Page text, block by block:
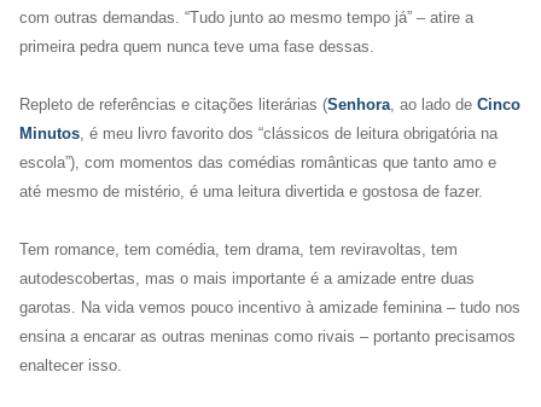
com outras demandas. “Tudo junto ao mesmo tempo já” – atire a
primeira pedra quem nunca teve uma fase dessas.
Repleto de referências e citações literárias (Senhora, ao lado de Cinco
Minutos, é meu livro favorito dos “clássicos de leitura obrigatória na
escola”), com momentos das comédias românticas que tanto amo e
até mesmo de mistério, é uma leitura divertida e gostosa de fazer.
Tem romance, tem comédia, tem drama, tem reviravoltas, tem
autodescobertas, mas o mais importante é a amizade entre duas
garotas. Na vida vemos pouco incentivo à amizade feminina – tudo nos
ensina a encarar as outras meninas como rivais – portanto precisamos
enaltecer isso.